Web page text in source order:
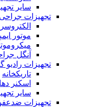
سایر
تجهیزات جراحی
موتور
آنگل
تجهیزات رادیو
تاریکخانه
اسکنر
سایر
تجهیزات